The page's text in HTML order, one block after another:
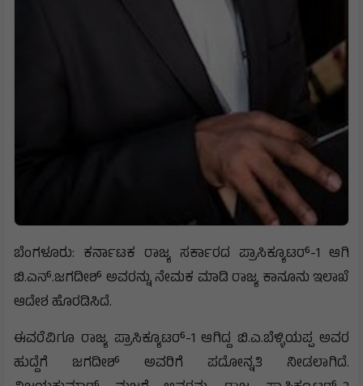
ಬೆಂಗಳೂರು: ಕರ್ನಾಟಕ ರಾಜ್ಯ ಸರ್ಕಾರದ ಪ್ರಾಸಿಕ್ಯೂಟರ್-1 ಆಗಿ
ಬಿ.ಎನ್.ಜಗದೀಶ್‌ ಅವರನ್ನು ನೇಮಕ ಮಾಡಿ ರಾಜ್ಯ ಕಾನೂನು ಇಲಾಖೆ
ಆದೇಶ ಹೊರಡಿಸಿದೆ.
ಈವರೆವಿಗೂ ರಾಜ್ಯ ಪ್ರಾಸಿಕ್ಯೂಟರ್-1 ಆಗಿದ್ದ ಬಿ.ಎ.ಬೆಳ್ಳಿಯಪ್ಪ ಅವರ
ಹುದ್ದೆಗೆ ಜಗದೀಶ್ ಅವರಿಗೆ ಪದೋನ್ನತಿ ನೀಡಲಾಗಿದೆ.